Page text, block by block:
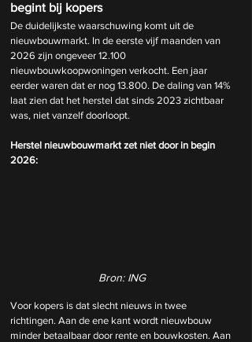
begint bij kopers
De duidelijkste waarschuwing komt uit de
nieuwbouwmarkt. In de eerste vijf maanden van
2026 zijn ongeveer 12.100
nieuwbouwkoopwoningen verkocht. Een jaar
eerder waren dat er nog 13.800. De daling van 14%
laat zien dat het herstel dat sinds 2023 zichtbaar
was, niet vanzelf doorloopt.
Herstel nieuwbouwmarkt zet niet door in begin
2026:
Bron: ING
Voor kopers is dat slecht nieuws in twee
richtingen. Aan de ene kant wordt nieuwbouw
minder betaalbaar door rente en bouwkosten. Aan